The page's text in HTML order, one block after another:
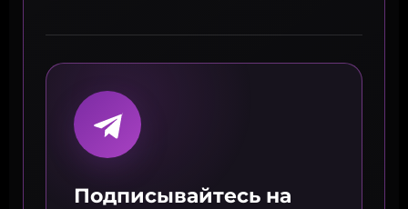
Подписывайтесь на